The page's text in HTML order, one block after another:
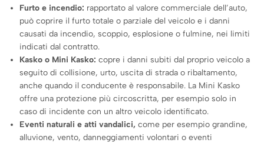
Furto e incendio: rapportato al valore commerciale dell’auto,
può coprire il furto totale o parziale del veicolo e i danni
causati da incendio, scoppio, esplosione o fulmine, nei limiti
indicati dal contratto.
Kasko o Mini Kasko: copre i danni subiti dal proprio veicolo a
seguito di collisione, urto, uscita di strada o ribaltamento,
anche quando il conducente è responsabile. La Mini Kasko
offre una protezione più circoscritta, per esempio solo in
caso di incidente con un altro veicolo identificato.
Eventi naturali e atti vandalici,come per esempio grandine,
alluvione, vento, danneggiamenti volontari o eventi